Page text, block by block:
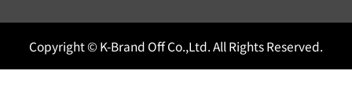
Copyright © K-Brand Off Co.,Ltd. All Rights Reserved.